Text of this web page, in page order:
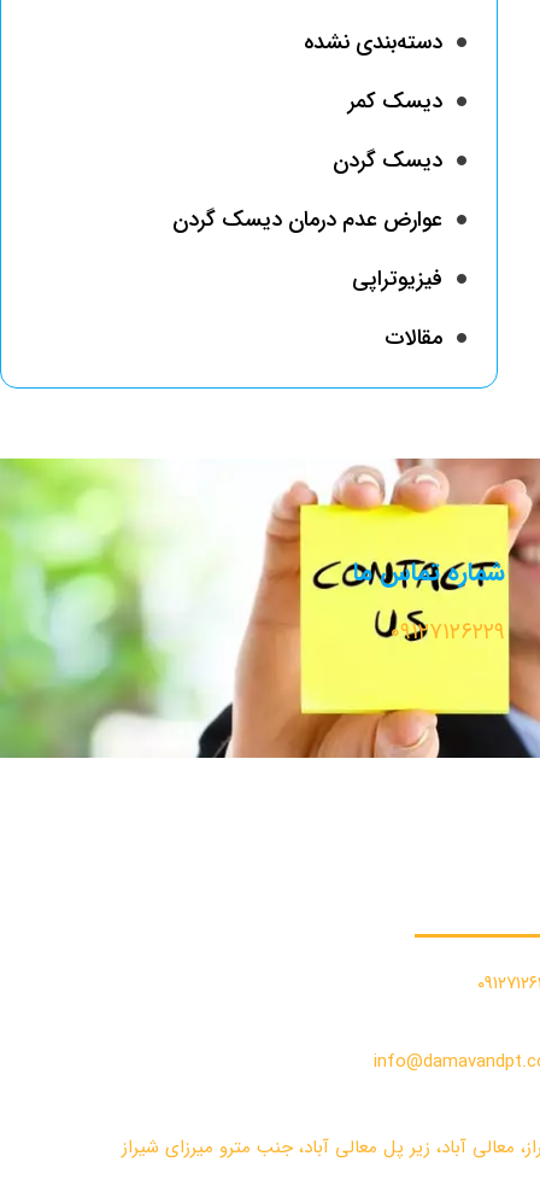
دسته‌بندی نشده
دیسک کمر
دیسک گردن
عوارض عدم درمان دیسک گردن
فیزیوتراپی
مقالات
شماره تماس ما
۰۹۱۲۷۱۲۶۲۲۹
معالی آباد، زیر پل معالی آباد، جنب مترو میرزای شیراز